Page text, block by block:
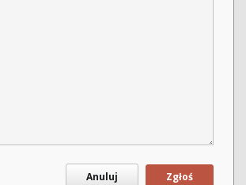
Anuluj Zgłoś